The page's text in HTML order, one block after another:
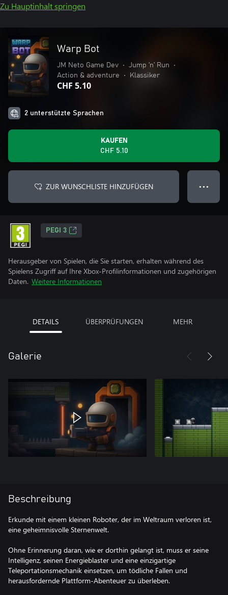
Zu Hauptinhalt springen
Warp Bot
JM Neto Game Dev • Jump ’n’ Run
•
Action & adventure
• Klassiker
CHF 5.10
2 unterstützte Sprachen
KAUFEN
CHF 5.10
ZUR WUNSCHLISTE HINZUFÜGEN ● ● ●
PEGI 3
Herausgeber von Spielen, die Sie starten, erhalten während des
Spielens Zugriff auf Ihre Xbox-Profilinformationen und zugehörigen
Daten. Weitere Informationen
DETAILS ÜBERPRÜFUNGEN MEHR
Galerie
Beschreibung
Erkunde mit einem kleinen Roboter, der im Weltraum verloren ist,
eine geheimnisvolle Sternenwelt.
Ohne Erinnerung daran, wie er dorthin gelangt ist, muss er seine
Intelligenz, seinen Energieblaster und eine einzigartige
Teleportationsmechanik einsetzen, um tödliche Fallen und
herausfordernde Plattform-Abenteuer zu überleben.